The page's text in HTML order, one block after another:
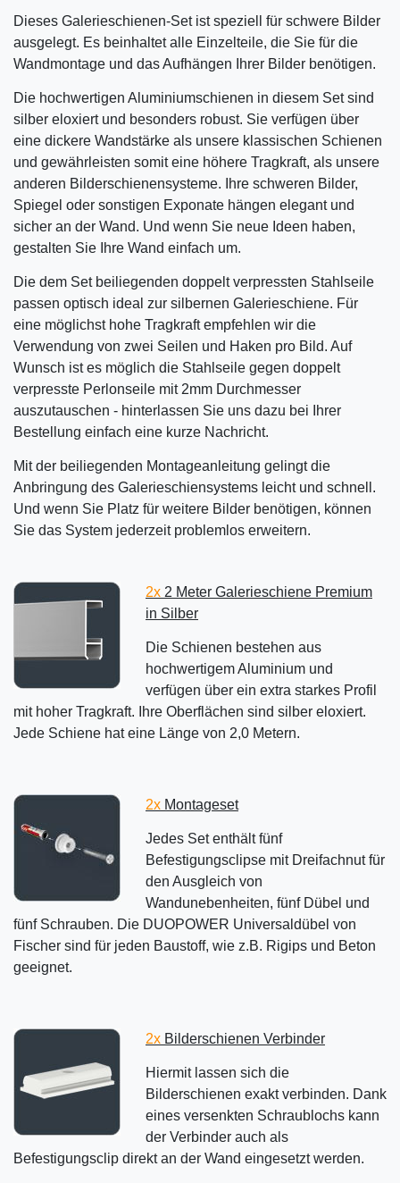
Dieses Galerieschienen-Set ist speziell für schwere Bilder
ausgelegt. Es beinhaltet alle Einzelteile, die Sie für die
Wandmontage und das Aufhängen Ihrer Bilder benötigen.
Die hochwertigen Aluminiumschienen in diesem Set sind
silber eloxiert und besonders robust. Sie verfügen über
eine dickere Wandstärke als unsere klassischen Schienen
und gewährleisten somit eine höhere Tragkraft, als unsere
anderen Bilderschienensysteme. Ihre schweren Bilder,
Spiegel oder sonstigen Exponate hängen elegant und
sicher an der Wand. Und wenn Sie neue Ideen haben,
gestalten Sie Ihre Wand einfach um.
Die dem Set beiliegenden doppelt verpressten Stahlseile
passen optisch ideal zur silbernen Galerieschiene. Für
eine möglichst hohe Tragkraft empfehlen wir die
Verwendung von zwei Seilen und Haken pro Bild. Auf
Wunsch ist es möglich die Stahlseile gegen doppelt
verpresste Perlonseile mit 2mm Durchmesser
auszutauschen - hinterlassen Sie uns dazu bei Ihrer
Bestellung einfach eine kurze Nachricht.
Mit der beiliegenden Montageanleitung gelingt die
Anbringung des Galerieschiensystems leicht und schnell.
Und wenn Sie Platz für weitere Bilder benötigen, können
Sie das System jederzeit problemlos erweitern.
2x 2 Meter Galerieschiene Premium
in Silber
Die Schienen bestehen aus
hochwertigem Aluminium und
verfügen über ein extra starkes Profil
mit hoher Tragkraft. Ihre Oberflächen sind silber eloxiert.
Jede Schiene hat eine Länge von 2,0 Metern.
2x Montageset
Jedes Set enthält fünf
Befestigungsclipse mit Dreifachnut für
den Ausgleich von
Wandunebenheiten, fünf Dübel und
fünf Schrauben. Die DUOPOWER Universaldübel von
Fischer sind für jeden Baustoff, wie z.B. Rigips und Beton
geeignet.
2x Bilderschienen Verbinder
Hiermit lassen sich die
Bilderschienen exakt verbinden. Dank
eines versenkten Schraublochs kann
der Verbinder auch als
Befestigungsclip direkt an der Wand eingesetzt werden.